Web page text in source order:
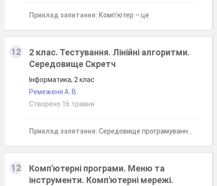
Приклад запитання: Комп’ютер – це
12
2 клас. Тестування. Лінійні алгоритми.
Середовище Скретч
Інформатика, 2 клас
Ремеженя А. В.
Створено 16 травня
Приклад запитання: Середовище програмування для дітей називається...
12
Комп'ютерні програми. Меню та
інструменти. Комп'ютерні мережі.